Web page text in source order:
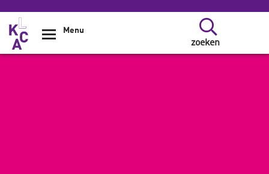
Overslaan en naar de inhoud gaan
zoeken
Menu